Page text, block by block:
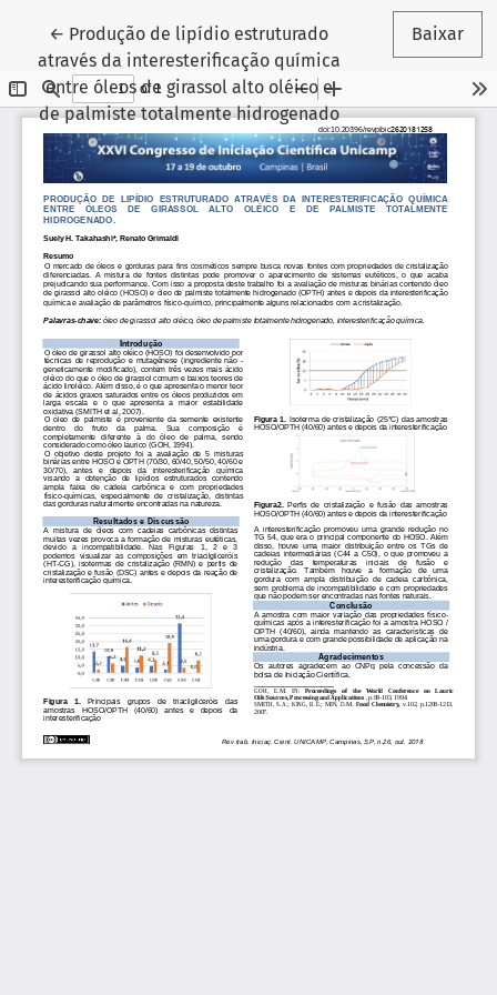
← Voltar aos Detalhes do Artigo
Produção de lipídio estruturado
através da interesterificação química
entre óleos de girassol alto oléico e
de palmiste totalmente hidrogenado
Baixar